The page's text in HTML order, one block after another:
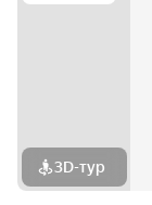
3D-тур